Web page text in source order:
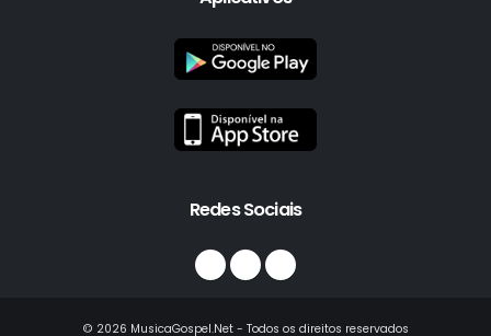
Redes Sociais
© 2026 MusicaGospel.Net - Todos os direitos reservados